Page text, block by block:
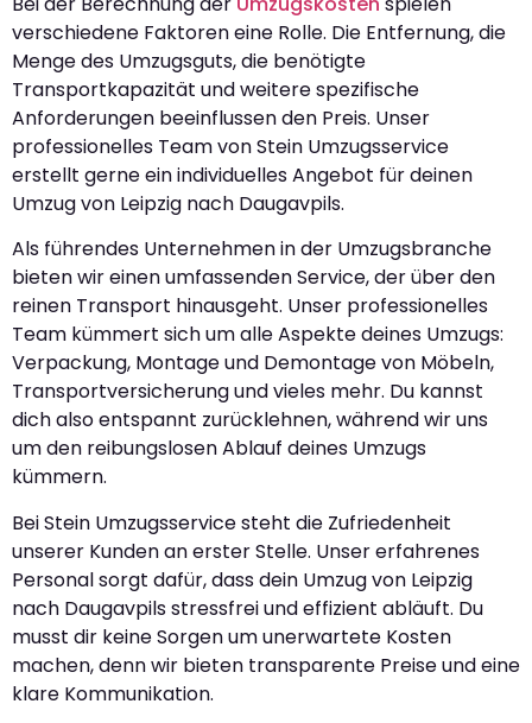
verschiedene Faktoren eine Rolle. Die Entfernung, die
Menge des Umzugsguts, die benötigte
Transportkapazität und weitere spezifische
Anforderungen beeinflussen den Preis. Unser
professionelles Team von Stein Umzugsservice
erstellt gerne ein individuelles Angebot für deinen
Umzug von Leipzig nach Daugavpils.
Als führendes Unternehmen in der Umzugsbranche
bieten wir einen umfassenden Service, der über den
reinen Transport hinausgeht. Unser professionelles
Team kümmert sich um alle Aspekte deines Umzugs:
Verpackung, Montage und Demontage von Möbeln,
Transportversicherung und vieles mehr. Du kannst
dich also entspannt zurücklehnen, während wir uns
um den reibungslosen Ablauf deines Umzugs
kümmern.
Bei Stein Umzugsservice steht die Zufriedenheit
unserer Kunden an erster Stelle. Unser erfahrenes
Personal sorgt dafür, dass dein Umzug von Leipzig
nach Daugavpils stressfrei und effizient abläuft. Du
musst dir keine Sorgen um unerwartete Kosten
machen, denn wir bieten transparente Preise und eine
klare Kommunikation.